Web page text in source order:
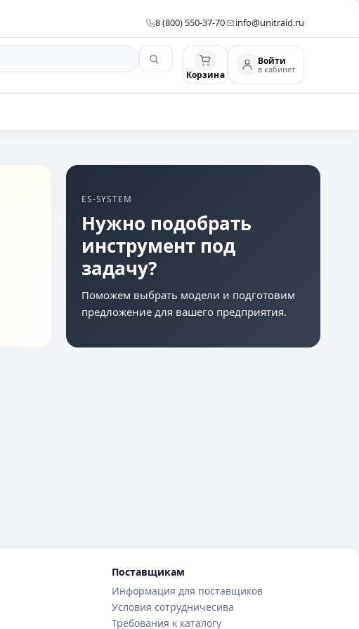
8 (800) 550-37-70 info@unitraid.ru
Корзина
Войти
в кабинет
ES-SYSTEM
Нужно подобрать
инструмент под
задачу?
Поможем выбрать модели и подготовим
предложение для вашего предприятия.
Поставщикам
Информация для поставщиков
Условия сотрудничесива
Требования к каталогу